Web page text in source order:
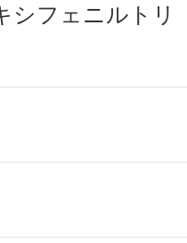
レスリフト
リマモイスト
シフェニルトリ